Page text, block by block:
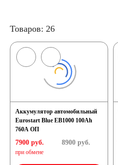
Товаров: 26
Аккумулятор автомобильный
Eurostart Blue EB1000 100Ah
760A ОП
7900 руб.
при обмене
8900руб.